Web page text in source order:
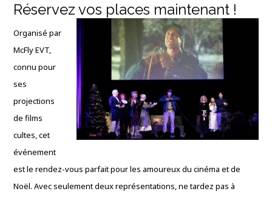
Réservez vos places maintenant !
Organisé par
McFly EVT,
connu pour
ses
projections
de films
cultes, cet
événement
est le rendez-vous parfait pour les amoureux du cinéma et de
Noël. Avec seulement deux représentations, ne tardez pas à